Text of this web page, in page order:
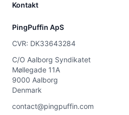
Kontakt
PingPuffin ApS
CVR: DK33643284
C/O Aalborg Syndikatet
Møllegade 11A
9000 Aalborg
Denmark
contact@pingpuffin.com